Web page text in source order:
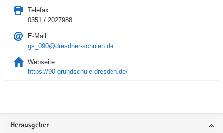
Telefax:
0351 / 2027988
E-Mail:
gs_090@dresdner-schulen.de
Webseite:
https://90-grundschule-dresden.de/
Service
Herausgeber